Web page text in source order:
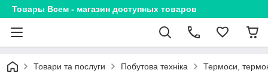
Товары Всем - магазин доступных товаров
Товари та послуги Побутова техніка Термоси,